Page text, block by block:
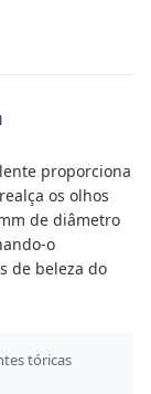
proporciona
os olhos
de diâmetro
o
de beleza do
tóricas